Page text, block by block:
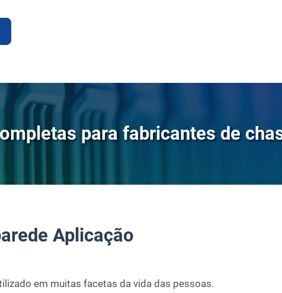
para fabricantes de
Aplicação
em muitas facetas da vida das pessoas.